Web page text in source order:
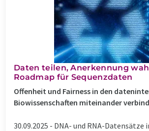
Daten teilen, Anerkennung
Roadmap für Sequenzdaten
Offenheit und Fairness in den
Biowissenschaften miteinander
30.09.2025 - DNA- und RNA-Datensätze